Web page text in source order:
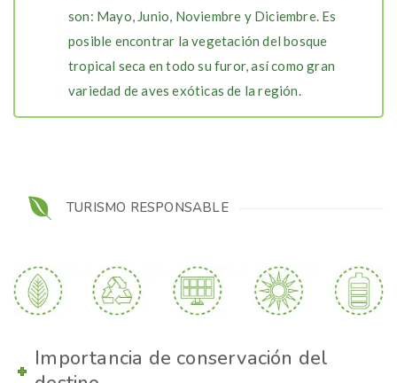
son: Mayo, Junio, Noviembre y Diciembre. Es
posible encontrar la vegetación del bosque
tropical seca en todo su furor, así como gran
variedad de aves exóticas de la región.
TURISMO RESPONSABLE
Importancia de conservación del